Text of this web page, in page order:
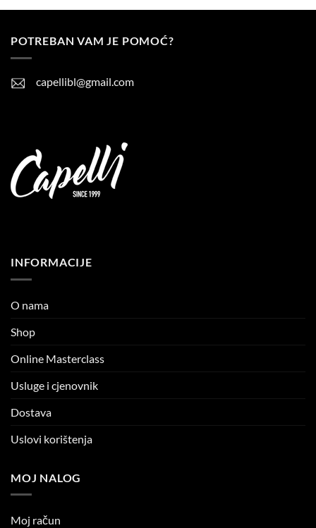
POTREBAN VAM JE POMOĆ?
capellibl@gmail.com
INFORMACIJE
O nama
Shop
Online Masterclass
Usluge i cjenovnik
Dostava
Uslovi korištenja
MOJ NALOG
Moj račun